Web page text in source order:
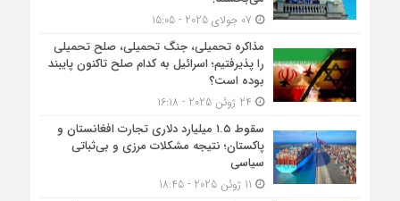
مذاکره تحمیلی، جنگ تحمیلی، صلح تحمیلی
را پذیرفتیم؛ اسرائیل به کدام صلح تاکنون پایبند
بوده است؟
سقوط ۱.۵ میلیارد دلاری تجارت افغانستان و
پاکستان؛ نتیجه مشکلات مرزی و بی‌ثباتی
سیاسی